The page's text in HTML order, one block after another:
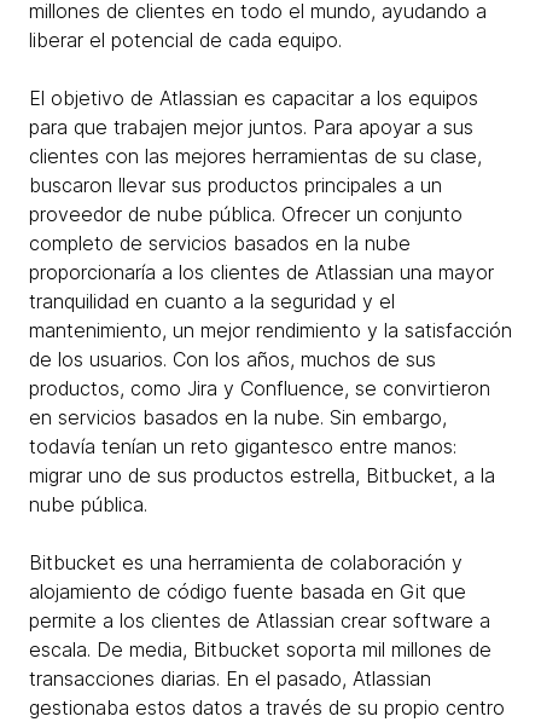
millones de clientes en todo el mundo, ayudando a
liberar el potencial de cada equipo.
El objetivo de Atlassian es capacitar a los equipos
para que trabajen mejor juntos. Para apoyar a sus
clientes con las mejores herramientas de su clase,
buscaron llevar sus productos principales a un
proveedor de nube pública. Ofrecer un conjunto
completo de servicios basados en la nube
proporcionaría a los clientes de Atlassian una mayor
tranquilidad en cuanto a la seguridad y el
mantenimiento, un mejor rendimiento y la satisfacción
de los usuarios. Con los años, muchos de sus
productos, como Jira y Confluence, se convirtieron
en servicios basados en la nube. Sin embargo,
todavía tenían un reto gigantesco entre manos:
migrar uno de sus productos estrella, Bitbucket, a la
nube pública.
Bitbucket es una herramienta de colaboración y
alojamiento de código fuente basada en Git que
permite a los clientes de Atlassian crear software a
escala. De media, Bitbucket soporta mil millones de
transacciones diarias. En el pasado, Atlassian
gestionaba estos datos a través de su propio centro